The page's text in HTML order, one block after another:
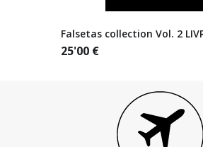
Falsetas collection Vol. 2
25'00 €